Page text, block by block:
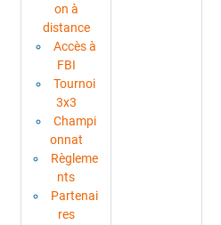
on à
distance
Accès à
FBI
Tournoi
3x3
Champi
onnat
Règleme
nts
Partenai
res